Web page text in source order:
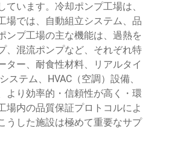
います。冷却ポンプ工場は、
場では、自動組立システム、品
ンプ工場の主な機能は、過熱を
、混流ポンプなど、それぞれ特
ター、耐食性材料、リアルタイ
テム、HVAC（空調）設備、
より効率的・信頼性が高く・環
場内の品質保証プロトコルによ
うした施設は極めて重要なサプ